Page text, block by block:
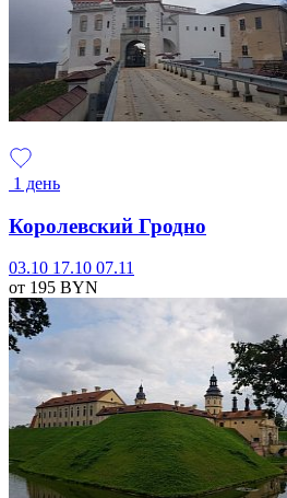
1 день
Королевский Гродно
03.10 17.10 07.11
от 195 BYN